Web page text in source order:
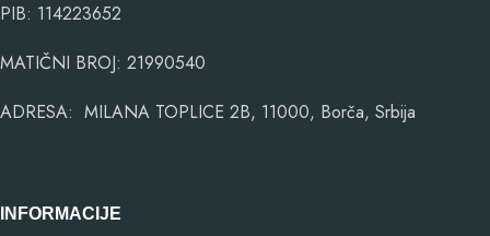
PIB: 114223652
MATIČNI BROJ: 21990540
ADRESA: MILANA TOPLICE 2B, 11000, Borča, Srbija
INFORMACIJE